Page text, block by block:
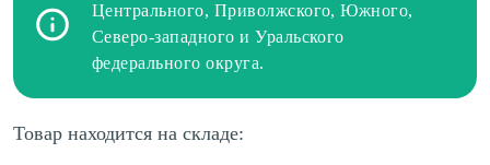
Центрального, Приволжского, Южного,
Северо-западного и Уральского
федерального округа.
Товар находится на складе: